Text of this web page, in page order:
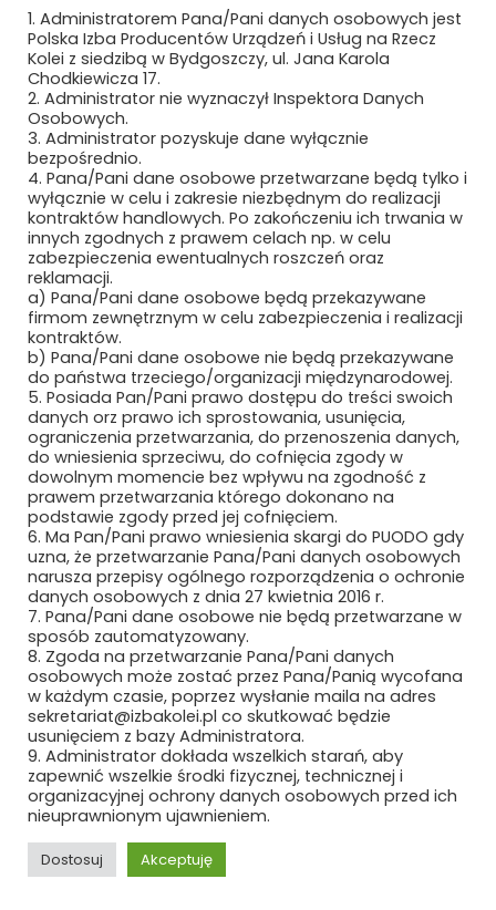
LINTER S.A.
LLJ SOFTWARE & ELECTRONICS
LYNXEO SYSTEMS POLAND SPÓŁKA Z
OGRANICZONĄ ODPOWIEDZIALNOŚCIĄ
ŁÓDZKA KOLEJ AGLOMERACYJNA SP. Z
O.O.
MABO SP. Z O.O.
MACRO-SYSTEM SP. Z O.O.
MÄDER POLAND
MAFELEC TEAM POLSKA SP. Z O.O.
MAK UBEZPIECZENIA SP. Z O.O.
MAŁE ŻURAWIE
MANKIEWICZ LAKIERY PRZEMYSŁOWE SP.
Z O.O. I S.K.
MASCORT USZCZELNIENIA
MAXIMUS PIOTR MAKSYMÓW
MAXTO TECHNOLOGY SPÓŁKA Z O.O.
MCMET SP. Z O.O.
MCPOLSKA.PL SP. Z O.O. SP.K.
MEDCOM SP. Z O.O.
1. Administratorem Pana/Pani danych osobowych jest
Polska Izba Producentów Urządzeń i Usług na Rzecz
Kolei z siedzibą w Bydgoszczy, ul. Jana Karola
Chodkiewicza 17.
2. Administrator nie wyznaczył Inspektora Danych
Osobowych.
3. Administrator pozyskuje dane wyłącznie
bezpośrednio.
4. Pana/Pani dane osobowe przetwarzane będą tylko i
wyłącznie w celu i zakresie niezbędnym do realizacji
kontraktów handlowych. Po zakończeniu ich trwania w
innych zgodnych z prawem celach np. w celu
zabezpieczenia ewentualnych roszczeń oraz
reklamacji.
a) Pana/Pani dane osobowe będą przekazywane
firmom zewnętrznym w celu zabezpieczenia i realizacji
kontraktów.
b) Pana/Pani dane osobowe nie będą przekazywane
do państwa trzeciego/organizacji międzynarodowej.
5. Posiada Pan/Pani prawo dostępu do treści swoich
danych orz prawo ich sprostowania, usunięcia,
ograniczenia przetwarzania, do przenoszenia danych,
do wniesienia sprzeciwu, do cofnięcia zgody w
dowolnym momencie bez wpływu na zgodność z
prawem przetwarzania którego dokonano na
podstawie zgody przed jej cofnięciem.
6. Ma Pan/Pani prawo wniesienia skargi do PUODO gdy
uzna, że przetwarzanie Pana/Pani danych osobowych
narusza przepisy ogólnego rozporządzenia o ochronie
danych osobowych z dnia 27 kwietnia 2016 r.
7. Pana/Pani dane osobowe nie będą przetwarzane w
sposób zautomatyzowany.
8. Zgoda na przetwarzanie Pana/Pani danych
osobowych może zostać przez Pana/Panią wycofana
w każdym czasie, poprzez wysłanie maila na adres
sekretariat@izbakolei.pl co skutkować będzie
usunięciem z bazy Administratora.
9. Administrator dokłada wszelkich starań, aby
zapewnić wszelkie środki fizycznej, technicznej i
organizacyjnej ochrony danych osobowych przed ich
nieuprawnionym ujawnieniem.
Dostosuj Akceptuję